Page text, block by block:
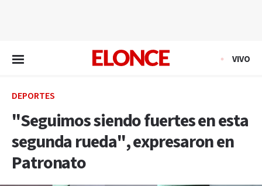
VIVO
DEPORTES
"Seguimos siendo fuertes en esta
segunda rueda", expresaron en
Patronato